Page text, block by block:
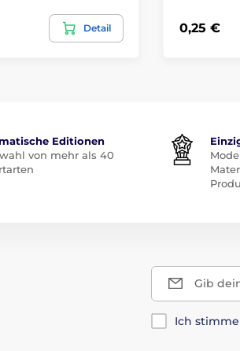
Detail 0,25 €
Editionen
von mehr als 40
Gib
Ich